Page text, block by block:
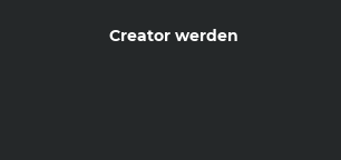
Creator werden